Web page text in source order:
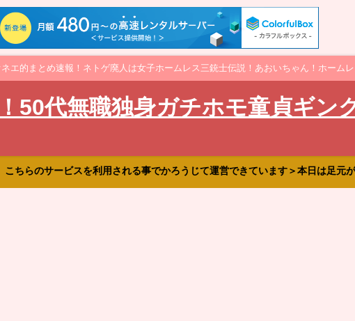
エ的まとめ速報！ネトゲ廃人は女子ホームレス三銃士伝説！あおいちゃん！ホーム
50代無職独身ガチホモ童貞ギン
ちらのサービスを利用される事でかろうじて運営できています＞本日は足元